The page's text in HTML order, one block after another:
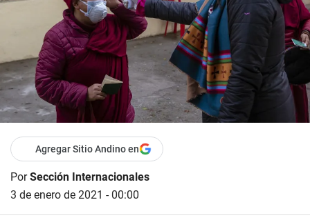
Agregar Sitio Andino en
PorSección Internacionales
3 de enero de 2021 - 00:00